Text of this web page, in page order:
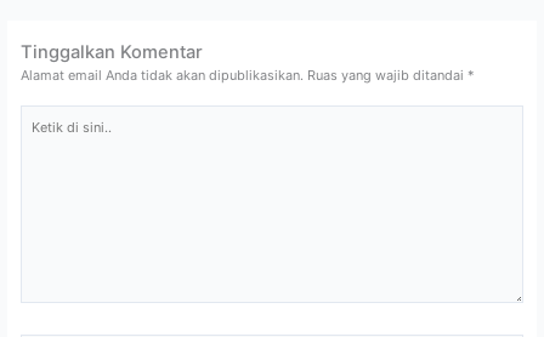
Tinggalkan Komentar
Alamat email Anda tidak akan dipublikasikan. Ruas yang wajib ditandai *